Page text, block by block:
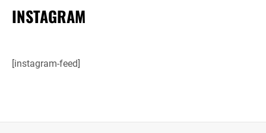
INSTAGRAM
[instagram-feed]